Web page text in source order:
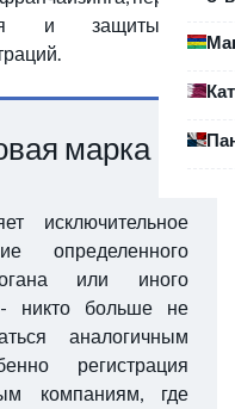
и защиты от
марка
исключительное
определенного
или иного
- никто больше не
аналогичным
регистрация
компаниям, где